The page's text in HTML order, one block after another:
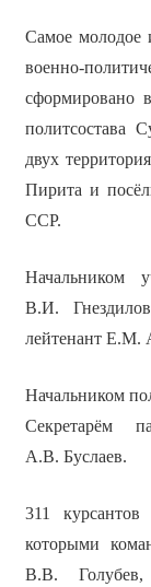
Самое молодое
военно-
сформировано
политсостава
двух
Пирита и
ССР.
Начальником
В.И.
лейтенант Е.М.
Начальником
Секретарём
А.В. Буслаев.
311
которыми
В.В. Голубев,